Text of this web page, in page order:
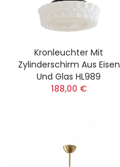
Kronleuchter Mit
Zylinderschirm Aus Eisen
Und Glas HL989
188,00 €